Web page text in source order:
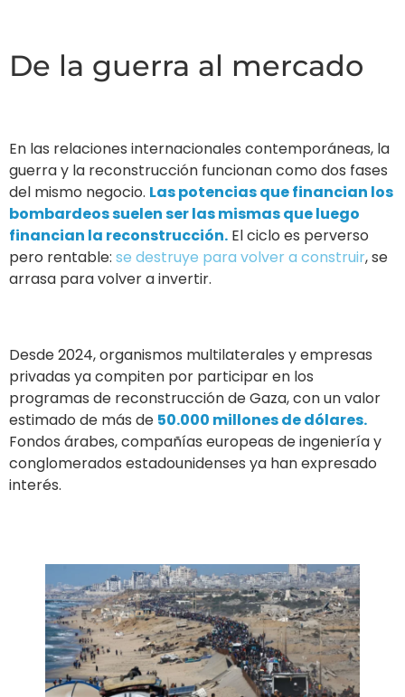
De la guerra al mercado
En las relaciones internacionales contemporáneas, la
guerra y la reconstrucción funcionan como dos fases
del mismo negocio. Las potencias que financian los
bombardeos suelen ser las mismas que luego
financian la reconstrucción. El ciclo es perverso
pero rentable: se destruye para volver a construir, se
arrasa para volver a invertir.
Desde 2024, organismos multilaterales y empresas
privadas ya compiten por participar en los
programas de reconstrucción de Gaza, con un valor
estimado de más de 50.000 millones de dólares.
Fondos árabes, compañías europeas de ingeniería y
conglomerados estadounidenses ya han expresado
interés.